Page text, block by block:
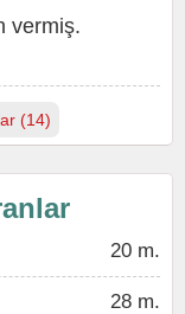
vermiş.
(14)
20 m.
28 m.